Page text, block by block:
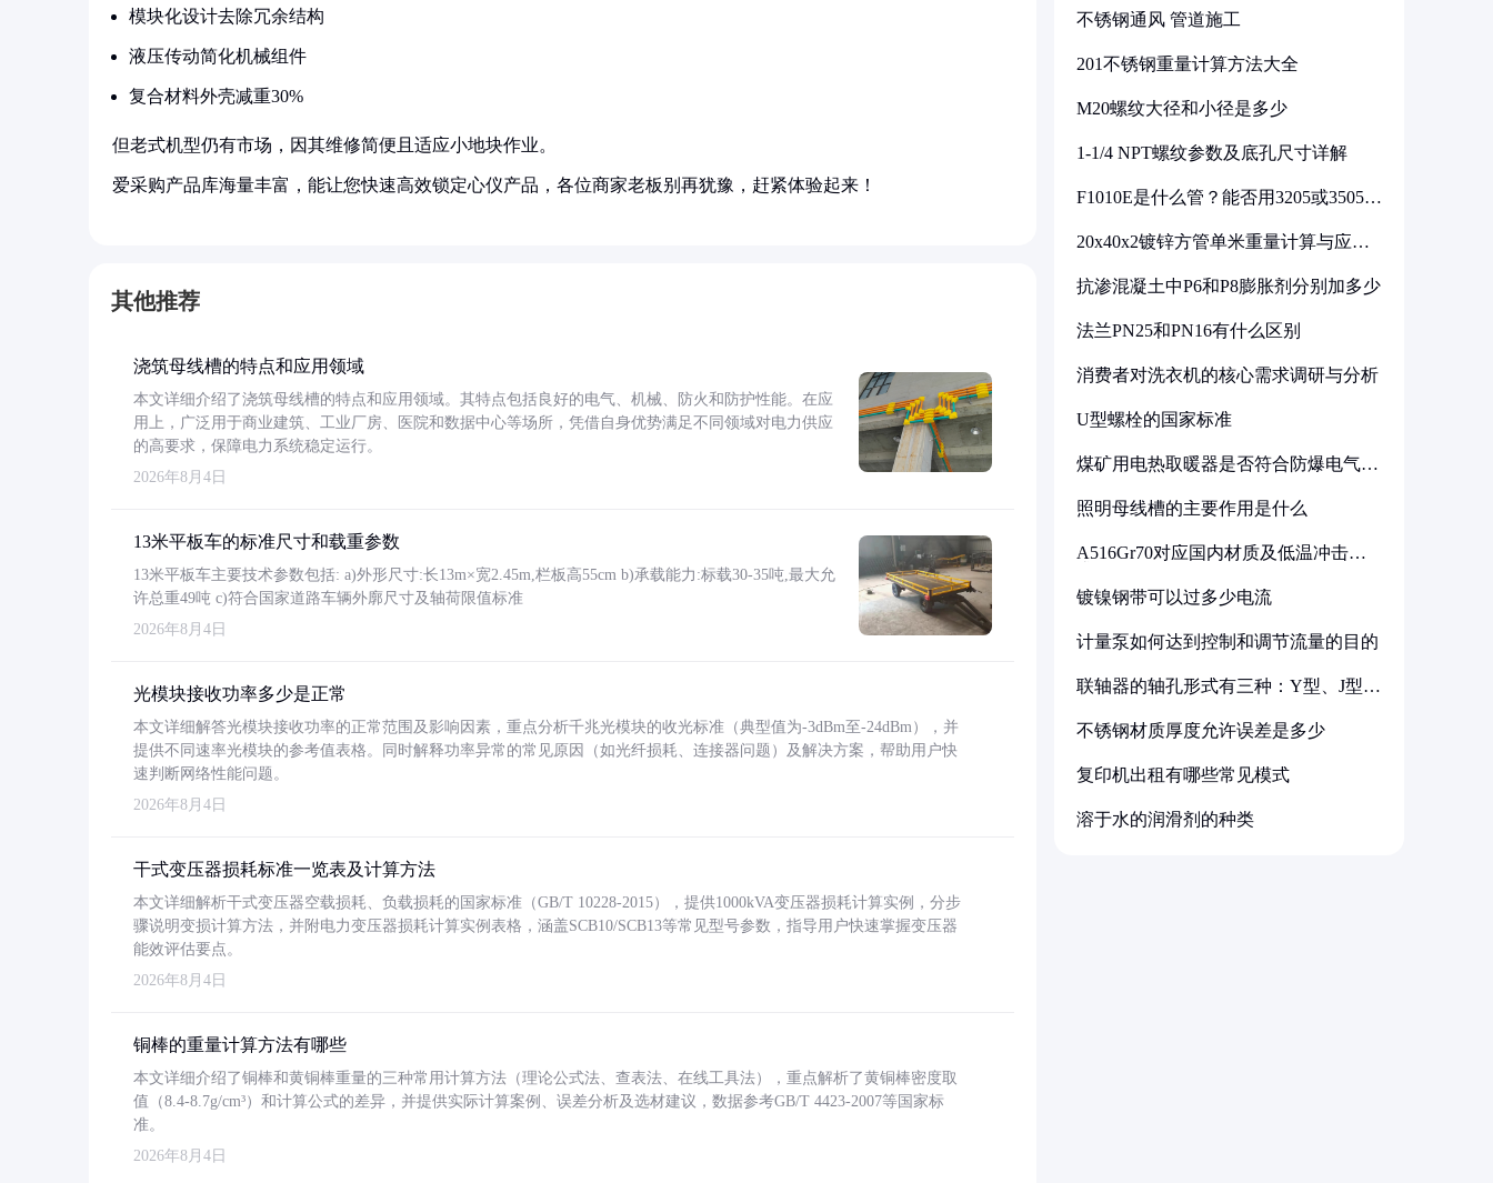
模块化设计去除冗余结构
液压传动简化机械组件
复合材料外壳减重30%
但老式机型仍有市场，因其维修简便且适应小地块作业。
爱采购产品库海量丰富，能让您快速高效锁定心仪产品，各位商家老板别再犹豫，赶紧体验起来！
其他推荐
浇筑母线槽的特点和应用领域
本文详细介绍了浇筑母线槽的特点和应用领域。其特点包括良好的电气、机械、防火和防护性能。在应
用上，广泛用于商业建筑、工业厂房、医院和数据中心等场所，凭借自身优势满足不同领域对电力供应
的高要求，保障电力系统稳定运行。
2026年8月4日
13米平板车的标准尺寸和载重参数
13米平板车主要技术参数包括: a)外形尺寸:长13m×宽2.45m,栏板高55cm b)承载能力:标载30-35吨,最大允
许总重49吨 c)符合国家道路车辆外廓尺寸及轴荷限值标准
2026年8月4日
光模块接收功率多少是正常
本文详细解答光模块接收功率的正常范围及影响因素，重点分析千兆光模块的收光标准（典型值为-3dBm至-24dBm），并
提供不同速率光模块的参考值表格。同时解释功率异常的常见原因（如光纤损耗、连接器问题）及解决方案，帮助用户快
速判断网络性能问题。
2026年8月4日
干式变压器损耗标准一览表及计算方法
本文详细解析干式变压器空载损耗、负载损耗的国家标准（GB/T 10228-2015），提供1000kVA变压器损耗计算实例，分步
骤说明变损计算方法，并附电力变压器损耗计算实例表格，涵盖SCB10/SCB13等常见型号参数，指导用户快速掌握变压器
能效评估要点。
2026年8月4日
铜棒的重量计算方法有哪些
本文详细介绍了铜棒和黄铜棒重量的三种常用计算方法（理论公式法、查表法、在线工具法），重点解析了黄铜棒密度取
值（8.4-8.7g/cm³）和计算公式的差异，并提供实际计算案例、误差分析及选材建议，数据参考GB/T 4423-2007等国家标
准。
2026年8月4日
不锈钢通风 管道施工
201不锈钢重量计算方法大全
M20螺纹大径和小径是多少
1-1/4 NPT螺纹参数及底孔尺寸详解
F1010E是什么管？能否用3205或3505代
20x40x2镀锌方管单米重量计算与应用
抗渗混凝土中P6和P8膨胀剂分别加多少
法兰PN25和PN16有什么区别
消费者对洗衣机的核心需求调研与分析
U型螺栓的国家标准
煤矿用电热取暖器是否符合防爆电气设
照明母线槽的主要作用是什么
A516Gr70对应国内材质及低温冲击要
镀镍钢带可以过多少电流
计量泵如何达到控制和调节流量的目的
联轴器的轴孔形式有三种：Y型、J型、
不锈钢材质厚度允许误差是多少
复印机出租有哪些常见模式
溶于水的润滑剂的种类